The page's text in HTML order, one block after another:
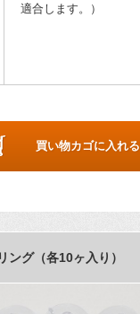
適合します。）
買い物カゴに入れる
ング（各10ヶ入り）